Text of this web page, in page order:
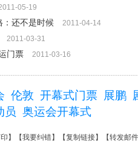
05-19
：还不是时候 2011-04-14
2011-03-31
门票 2011-03-16
伦敦 开幕式门票 展鹏
员 奥运会开幕式
】【我要纠错】【复制链接】【转发邮件